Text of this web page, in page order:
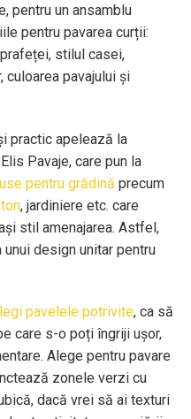
pentru un ansamblu
pentru pavarea curții:
stilul casei,
pavajului și
practic apelează la
Pavaje, care pun la
pentru grădină precum
, jardiniere etc. care
stil amenajarea. Astfel,
design unitar pentru
pavelele potrivite, ca să
care s-o poți îngriji ușor,
Alege pentru pavare
zonele verzi cu
dacă vrei să ai texturi